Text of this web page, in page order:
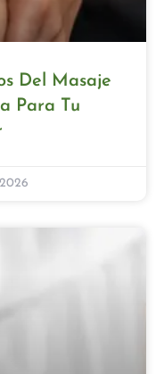
Del Masaje
Para Tu